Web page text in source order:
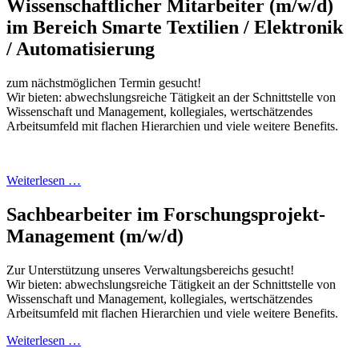
Wissenschaftlicher Mitarbeiter (m/w/d)
im Bereich Smarte Textilien / Elektronik
/ Automatisierung
zum nächstmöglichen Termin gesucht!
Wir bieten: abwechslungsreiche Tätigkeit an der Schnittstelle von
Wissenschaft und Management, kollegiales, wertschätzendes
Arbeitsumfeld mit flachen Hierarchien und viele weitere Benefits.
Weiterlesen …
Sachbearbeiter im Forschungsprojekt-
Management (m/w/d)
Zur Unterstützung unseres Verwaltungsbereichs gesucht!
Wir bieten: abwechslungsreiche Tätigkeit an der Schnittstelle von
Wissenschaft und Management, kollegiales, wertschätzendes
Arbeitsumfeld mit flachen Hierarchien und viele weitere Benefits.
Weiterlesen …